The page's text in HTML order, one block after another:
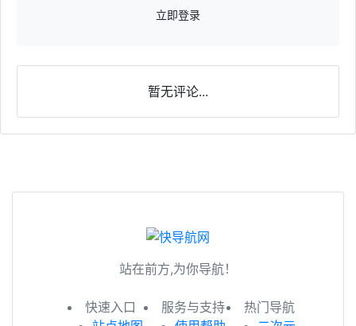
立即登录
暂无评论...
站在前方,为你导航！
快速入口
服务与支持
热门导航